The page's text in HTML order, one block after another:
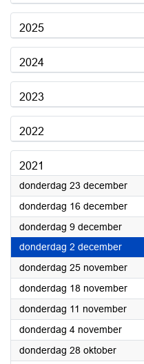
2025
2024
2023
2022
2021
donderdag 23 december2021
donderdag 16 december2021
donderdag 9 december2021
donderdag 2 december2021
donderdag 25 november2021
donderdag 18 november2021
donderdag 11 november2021
donderdag 4 november2021
donderdag 28 oktober2021